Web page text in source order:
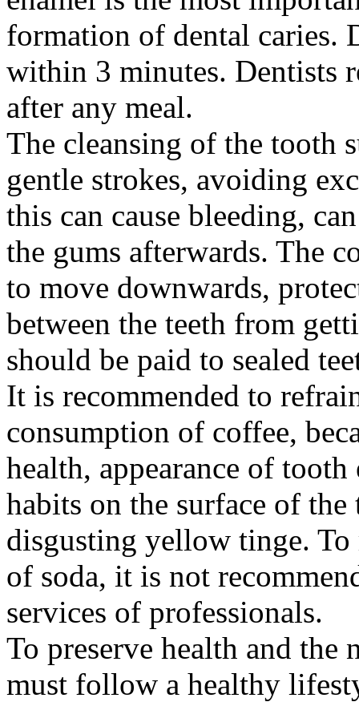
formation of dental caries.
within 3 minutes. Dentists
after any meal.
The cleansing of the tooth
gentle strokes, avoiding
this can cause bleeding,
the gums afterwards. The
to move downwards,
between the teeth from
should be paid to sealed
It is recommended to
consumption of coffee,
health, appearance of tooth
habits on the surface of
disgusting yellow tinge.
of soda, it is not
services of professionals.
To preserve health and
must follow a healthy